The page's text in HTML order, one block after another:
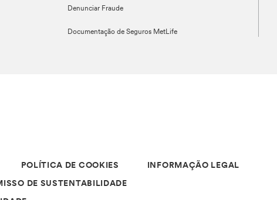
Denunciar Fraude
Documentação de Seguros MetLife
POLÍTICA DE COOKIES INFORMAÇÃO LEGAL
DE SUSTENTABILIDADE